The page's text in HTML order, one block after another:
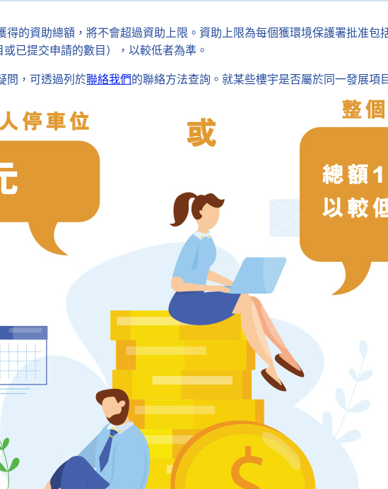
的資助總額，將不會超過資助上限。資助上限為每個獲環境保護署批准包
已提交申請的數目），以較低者為準。
問，可透過列於聯絡我們 的聯絡方法查詢。就某些樓宇是否屬於同一發展項